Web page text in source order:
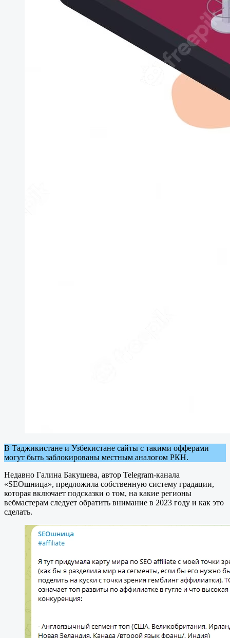
В Таджикистане и Узбекистане сайты с такими офферами
могут быть заблокированы местным аналогом РКН.
Недавно Галина Бакушева, автор Telegram-канала
«SEOшница», предложила собственную систему градации,
которая включает подсказки о том, на какие регионы
вебмастерам следует обратить внимание в 2023 году и как это
сделать.